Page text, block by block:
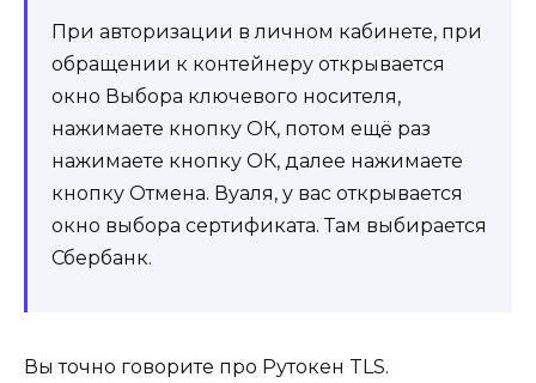
При авторизации в личном кабинете, при
обращении к контейнеру открывается
окно Выбора ключевого носителя,
нажимаете кнопку ОК, потом ещё раз
нажимаете кнопку ОК, далее нажимаете
кнопку Отмена. Вуаля, у вас открывается
окно выбора сертификата. Там выбирается
Сбербанк.
Вы точно говорите про Рутокен TLS.